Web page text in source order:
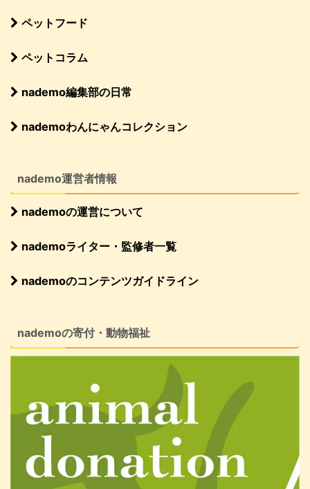
ペットフード
ペットコラム
nademo編集部の日常
nademoわんにゃんコレクション
nademo運営者情報
nademoの運営について
nademoライター・監修者一覧
nademoのコンテンツガイドライン
nademoの寄付・動物福祉